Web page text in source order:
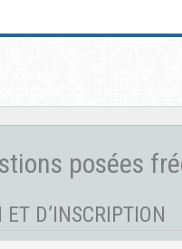
posées
D’INSCRIPTION